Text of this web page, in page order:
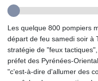
Les quelque 800 pompiers
départ de feu samedi soir à
stratégie de "feux
préfet des Pyrénées-
"c'est-à-dire d'allumer des